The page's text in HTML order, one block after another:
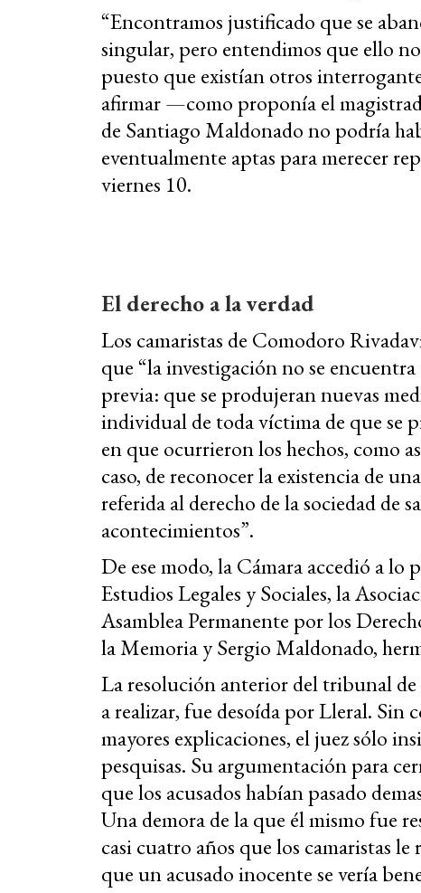
“Encontramos justificado que se
singular, pero entendimos que ello
puesto que existían otros
afirmar—como proponía el
de Santiago Maldonado no podría
eventualmente aptas para merecer
viernes 10.
El derecho a la verdad
Los camaristas de Comodoro
que “la investigación no se
previa: que se produjeran nuevas
individual de toda víctima de que se
en que ocurrieron los hechos, como
caso, de reconocer la existencia de
referida al derecho de la sociedad de
acontecimientos”.
De ese modo, la Cámara accedió a
Estudios Legales y Sociales, la
Asamblea Permanente por los
la Memoria y Sergio Maldonado,
La resolución anterior del tribunal de
a realizar, fue desoída por Lleral.
mayores explicaciones, el juez sólo
pesquisas. Su argumentación para
que los acusados habían pasado
Una demora de la que él mismo fue
casi cuatro años que los camaristas
que un acusado inocente se vería